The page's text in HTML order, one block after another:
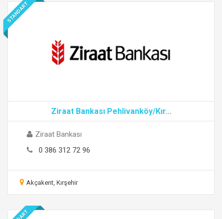
STANDART
Ziraat Bankası Pehlivanköy/Kır...
Ziraat Bankası
0 386 312 72 96
Akçakent, Kırşehir